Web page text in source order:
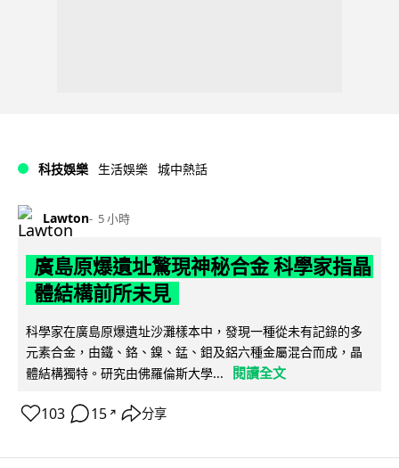
科技娛樂 生活娛樂 城中熱話
Lawton 5 小時
廣島原爆遺址驚現神秘合金 科學家指晶
體結構前所未見
科學家在廣島原爆遺址沙灘樣本中，發現一種從未有記錄的多
元素合金，由鐵、鉻、鎳、錳、鉬及鋁六種金屬混合而成，晶
體結構獨特。研究由佛羅倫斯大學...
閱讀全文
103 15 ↗ 分享